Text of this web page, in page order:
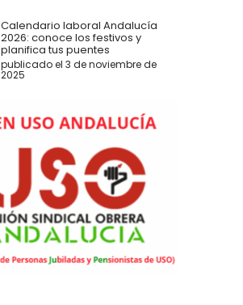
Calendario laboral Andalucía
2026: conoce los festivos y
planifica tus puentes
publicado el 3 de noviembre de
2025